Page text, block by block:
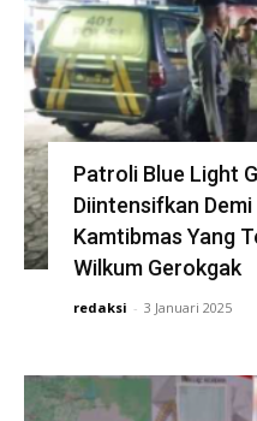
Patroli Blue Light
Diintensifkan
Kamtibmas Yang
Wilkum Gerokgak
redaksi - 3 Januari 2025